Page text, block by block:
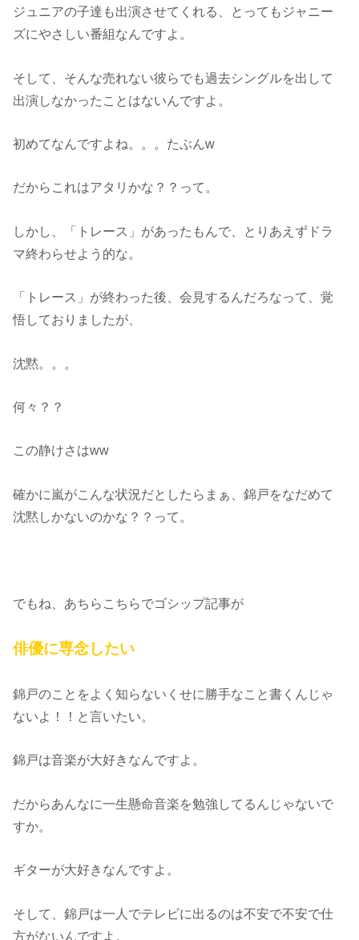
ジュニアの子達も出演させてくれる、とってもジャニー
ズにやさしい番組なんですよ。
そして、そんな売れない彼らでも過去シングルを出して
出演しなかったことはないんですよ。
初めてなんですよね。。。たぶんw
だからこれはアタリかな？？って。
しかし、「トレース」があったもんで、とりあえずドラ
マ終わらせよう的な。
「トレース」が終わった後、会見するんだろなって、覚
悟しておりましたが、
沈黙。。。
何々？？
この静けさはww
確かに嵐がこんな状況だとしたらまぁ、錦戸をなだめて
沈黙しかないのかな？？って。
でもね、あちらこちらでゴシップ記事が
俳優に専念したい
錦戸のことをよく知らないくせに勝手なこと書くんじゃ
ないよ！！と言いたい。
錦戸は音楽が大好きなんですよ。
だからあんなに一生懸命音楽を勉強してるんじゃないで
すか。
ギターが大好きなんですよ。
そして、錦戸は一人でテレビに出るのは不安で不安で仕
方がないんですよ。